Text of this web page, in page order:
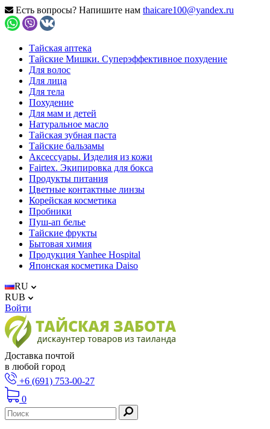
Есть вопросы? Напишите нам thaicare100@yandex.ru
Тайская аптека
Тайские Мишки. Суперэффективное похудение
Для волос
Для лица
Для тела
Похудение
Для мам и детей
Натуральное масло
Тайская зубная паста
Тайские бальзамы
Аксессуары. Изделия из кожи
Fairtex. Экипировка для бокса
Продукты питания
Цветные контактные линзы
Корейская косметика
Пробники
Пуш-ап белье
Тайские фрукты
Бытовая химия
Продукция Yanhee Hospital
Японская косметика Daiso
RU
RUB
Войти
Доставка почтой
в любой город
+6 (691) 753-00-27
0